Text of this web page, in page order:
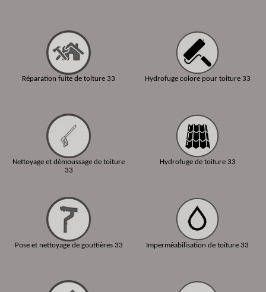
Réparation fuite de toiture 33
Nettoyage et démoussage de toiture
33
Pose et nettoyage de gouttières 33
Hydrofuge colore pour toiture 33
Hydrofuge de toiture 33
Imperméabilisation de toiture 33